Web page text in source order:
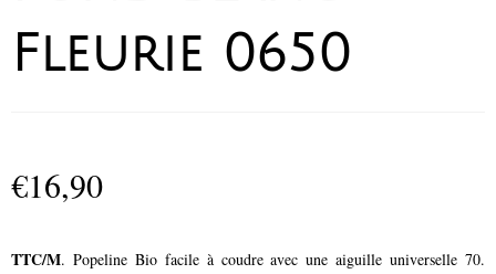
Fleurie 0650
€16,90
TTC/M. Popeline Bio facile à coudre avec une aiguille universelle 70.